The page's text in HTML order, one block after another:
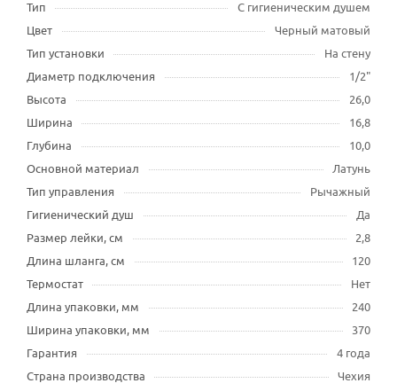
Тип
С гигиеническим душем
Цвет
Черный матовый
Тип установки
На стену
Диаметр подключения
1/2"
Высота
26,0
Ширина
16,8
Глубина
10,0
Основной материал
Латунь
Тип управления
Рычажный
Гигиенический душ
Да
Размер лейки, см
2,8
Длина шланга, см
120
Термостат
Нет
Длина упаковки, мм
240
Ширина упаковки, мм
370
Гарантия
4 года
Страна производства
Чехия